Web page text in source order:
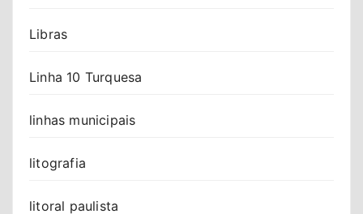
Libras
Linha 10 Turquesa
linhas municipais
litografia
litoral paulista